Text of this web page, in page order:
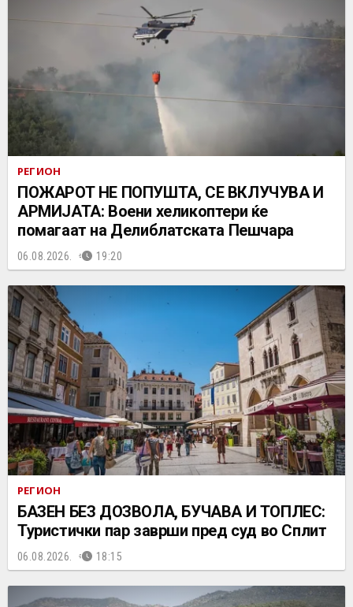
РЕГИОН
ПОЖАРОТ НЕ ПОПУШТА, СЕ ВКЛУЧУВА И
АРМИЈАТА: Воени хеликоптери ќе
помагаат на Делиблатската Пешчара
06.08.2026. 19:20
РЕГИОН
БАЗЕН БЕЗ ДОЗВОЛА, БУЧАВА И ТОПЛЕС:
Туристички пар заврши пред суд во Сплит
06.08.2026. 18:15